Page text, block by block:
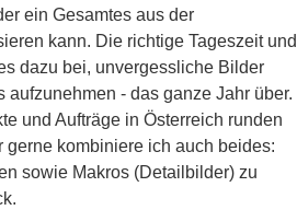
ein Gesamtes aus der
kann. Die richtige Tageszeit und
dazu bei, unvergessliche Bilder
aufzunehmen - das ganze Jahr über.
und Aufträge in Österreich runden
gerne kombiniere ich auch beides:
sowie Makros (Detailbilder) zu